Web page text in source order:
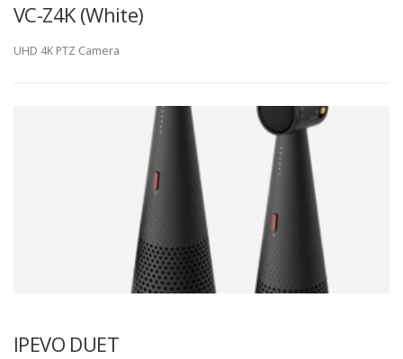
VC-Z4K (White)
UHD 4K PTZ Camera
IPEVO DUET